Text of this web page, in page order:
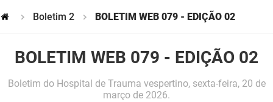
Controladoria Geral do Estado
Desenvolvimento e da Articulação Municipal
Codata Boletim 2 BOLETIM WEB 079 - EDIÇÃO 02
BOLETIM WEB 079 - EDIÇÃO 02
Boletim do Hospital de Trauma vespertino, sexta-feira, 20 de
março de 2026.